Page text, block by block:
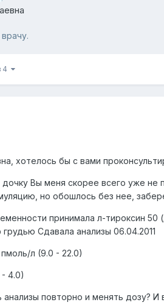
4
хотелось бы с вами
дочку Вы меня скорее всего уже
но обошлось без нее,
принимала л-тироксин
Сдавала анализы 06.04.2011
л (9.0 - 22.0)
4.0)
анализы повторно и менять дозу?